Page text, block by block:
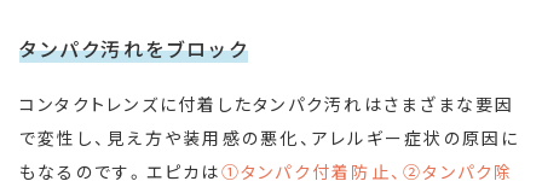
タンパク汚れをブロック
コンタクトレンズに付着したタンパク汚れはさまざまな要因
で変性し、見え方や装用感の悪化、アレルギー症状の原因に
もなるのです。エピカは①タンパク付着防止、②タンパク除